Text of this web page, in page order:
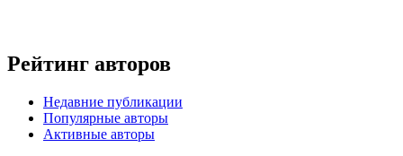
Рейтинг авторов
Недавние публикации
Популярные авторы
Активные авторы